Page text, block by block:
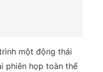
một động thái
phiên họp toàn thể